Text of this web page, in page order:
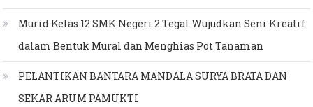
Murid Kelas 12 SMK Negeri 2 Tegal Wujudkan Seni Kreatif
dalam Bentuk Mural dan Menghias Pot Tanaman
PELANTIKAN BANTARA MANDALA SURYA BRATA DAN
SEKAR ARUM PAMUKTI